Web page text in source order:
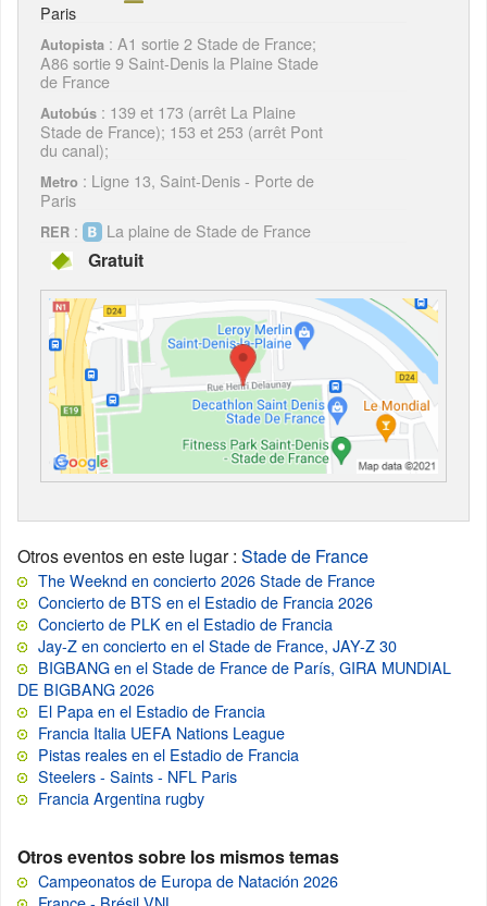
Paris
Autopista : A1 sortie 2 Stade de France;
A86 sortie 9 Saint-Denis la Plaine Stade
de France
Autobús : 139 et 173 (arrêt La Plaine
Stade de France); 153 et 253 (arrêt Pont
du canal);
Metro : Ligne 13, Saint-Denis - Porte de
Paris
RER : La plaine de Stade de France
Gratuit
Otros eventos en este lugar: Stade de France
The Weeknd en concierto 2026 Stade de France
Concierto de BTS en el Estadio de Francia 2026
Concierto de PLK en el Estadio de Francia
Jay-Z en concierto en el Stade de France, JAY-Z 30
BIGBANG en el Stade de France de París, GIRA MUNDIAL
DE BIGBANG 2026
El Papa en el Estadio de Francia
Francia Italia UEFA Nations League
Pistas reales en el Estadio de Francia
Steelers - Saints - NFL Paris
Francia Argentina rugby
Otros eventos sobre los mismos temas
Campeonatos de Europa de Natación 2026